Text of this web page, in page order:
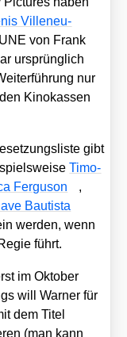
Ville­neu­
von Frank
ursprüng­lich
nur
Kino­kas­sen
gibt
Timo­
Fer­gu­son
,
Bau­tis­ta
wer­den, wenn
führt.
im Okto­ber
will War­ner für
dem Titel
(man kann